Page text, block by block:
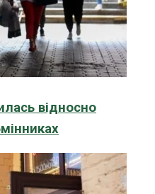
відносно